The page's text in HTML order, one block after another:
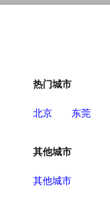
热门城市
北京 东莞
其他城市
其他城市